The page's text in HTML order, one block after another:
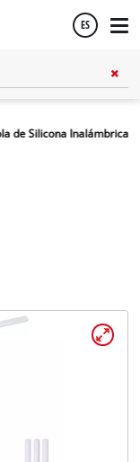
ES
de Silicona Inalámbrica